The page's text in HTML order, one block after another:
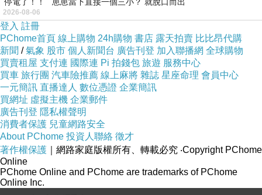
2026-08-06
登入 註冊
PChome首頁 線上購物 24h購物 書店 露天拍賣 比比昂代購
新聞 /氣象 股市 個人新聞台 廣告刊登 加入聯播網 全球購物
買賣租屋 支付連 國際連 Pi 拍錢包 旅遊 服務中心
買車 旅行團 汽車險推薦 線上麻將 雜誌 星座命理 會員中心
一元簡訊 直播達人 數位憑證 企業簡訊
買網址 虛擬主機 企業郵件
廣告刊登 隱私權聲明
消費者保護 兒童網路安全
About PChome 投資人聯絡 徵才
著作權保護 ｜網路家庭版權所有、轉載必究 ‧Copyright PChome
Online
PChome Online and PChome are trademarks of PChome
Online Inc.